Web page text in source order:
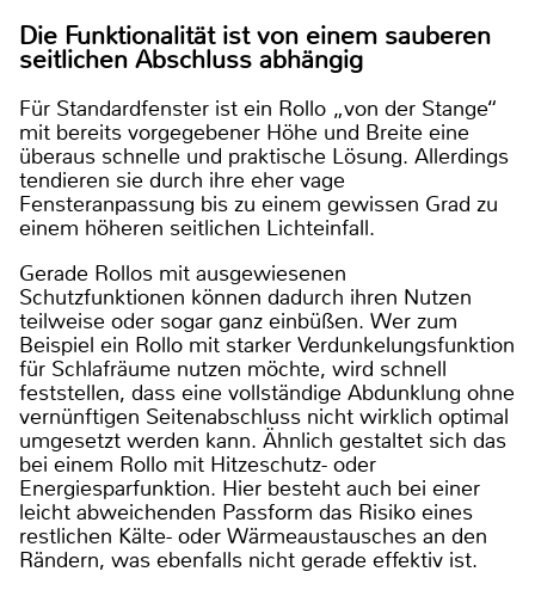
Die Funktionalität ist von einem sauberen
seitlichen Abschluss abhängig
Für Standardfenster ist ein Rollo „von der Stange“
mit bereits vorgegebener Höhe und Breite eine
überaus schnelle und praktische Lösung. Allerdings
tendieren sie durch ihre eher vage
Fensteranpassung bis zu einem gewissen Grad zu
einem höheren seitlichen Lichteinfall.
Gerade Rollos mit ausgewiesenen
Schutzfunktionen können dadurch ihren Nutzen
teilweise oder sogar ganz einbüßen. Wer zum
Beispiel ein Rollo mit starker Verdunkelungsfunktion
für Schlafräume nutzen möchte, wird schnell
feststellen, dass eine vollständige Abdunklung ohne
vernünftigen Seitenabschluss nicht wirklich optimal
umgesetzt werden kann. Ähnlich gestaltet sich das
bei einem Rollo mit Hitzeschutz- oder
Energiesparfunktion. Hier besteht auch bei einer
leicht abweichenden Passform das Risiko eines
restlichen Kälte- oder Wärmeaustausches an den
Rändern, was ebenfalls nicht gerade effektiv ist.